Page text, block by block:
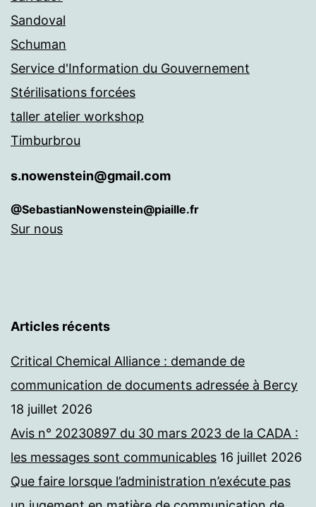
Sandoval
Schuman
Service d'Information du Gouvernement
Stérilisations forcées
taller atelier workshop
Timburbrou
s.nowenstein@gmail.com
@SebastianNowenstein@piaille.fr
Sur nous
Articles récents
Critical Chemical Alliance : demande de
communication de documents adressée à Bercy
18 juillet 2026
Avis n° 20230897 du 30 mars 2023 de la CADA :
les messages sont communicables 16 juillet 2026
Que faire lorsque l’administration n’exécute pas